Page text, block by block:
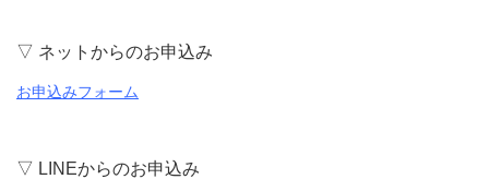
▽ ネットからのお申込み
お申込みフォーム
▽ LINEからのお申込み